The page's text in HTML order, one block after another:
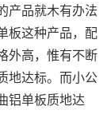
产品就木有办法
板这种产品，配
外高，惟有不断
地达标。而小公
铝单板质地达